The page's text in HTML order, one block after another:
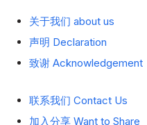
关于我们 about us
声明 Declaration
致谢 Acknowledgement
联系我们 Contact Us
加入分享 Want to Share